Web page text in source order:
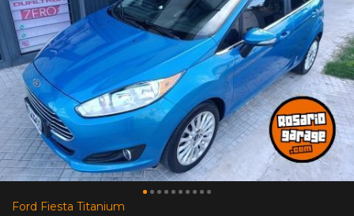
Ford Fiesta Titanium